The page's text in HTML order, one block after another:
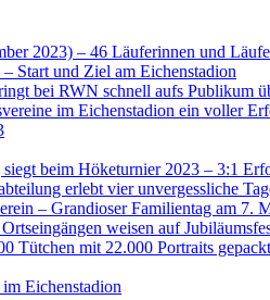
2023) – 46 Läuferinnen und
Start und Ziel am Eichenstadion
bei RWN schnell aufs Publikum
im Eichenstadion ein voller
beim Höketurnier 2023 – 3:1
erlebt vier unvergessliche
– Grandioser Familientag am 7.
weisen auf
Tütchen mit 22.000 Portraits gepackt
Eichenstadion